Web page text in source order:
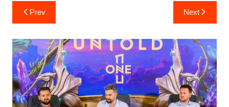
Post
navigation
Prev Next